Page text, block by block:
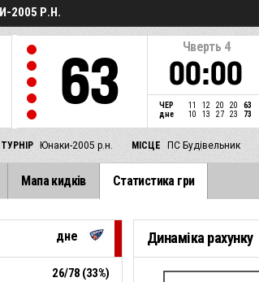
2005 Р.Н.
63
Чверть 4
00:00
ЧЕР 11 12 20 20
63
дне
10 13 27 23 73
ТУРНІР Юнаки-2005 р.н. МІСЦЕ ПС Будівельник
Мапа кидків Статистика гри
дне
26/78 (33%)
Динаміка рахунку